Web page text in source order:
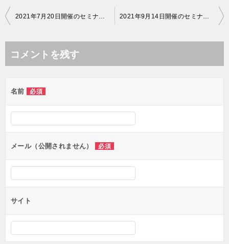
投
ビ
ー
シ
ョ
ン
コメントを残す
名前 必須
メール（公開されません） 必須
サイト